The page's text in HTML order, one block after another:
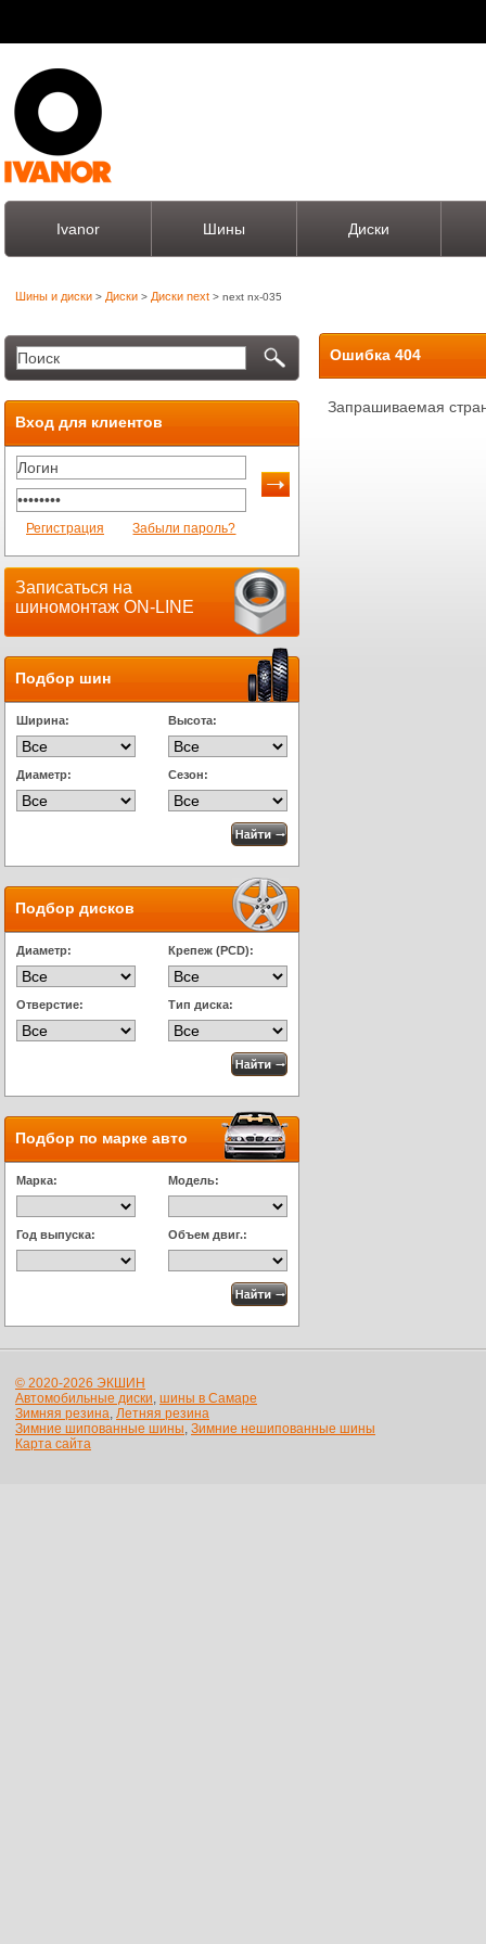
Ivanor Шины Диски
Шины и диски > Диски > Диски next > next nx-035
Вход для клиентов
Регистрация Забыли пароль?
Записаться на
шиномонтаж ON-LINE
Подбор шин
Ширина: Высота:
Диаметр: Сезон:
Подбор дисков
Диаметр: Крепеж (PCD):
Отверстие: Тип диска:
Подбор по марке авто
Марка: Модель:
Год выпуска: Объем двиг.:
Ошибка 404
Запрашиваемая
© 2020-2026 ЭКШИН
Автомобильные диски, шины в Самаре
Зимняя резина, Летняя резина
Зимние шипованные шины, Зимние нешипованные шины
Карта сайта